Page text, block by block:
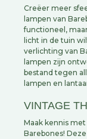
Creëer meer
lampen van
functioneel,
licht in de tuin
verlichting van
lampen zijn
bestand tegen
lampen en
VINTAGE
Maak kennis
Barebones!